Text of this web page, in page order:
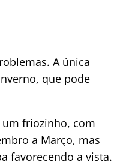
A única
que pode
um friozinho, com
a Março, mas
favorecendo a vista.